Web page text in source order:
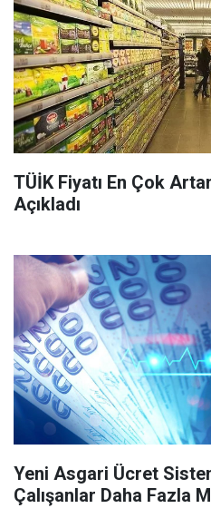
TÜİK Fiyatı En Çok
Açıkladı
Yeni Asgari Ücret
Çalışanlar Daha Fazla